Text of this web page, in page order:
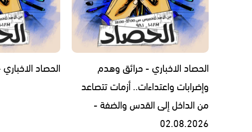
الحصاد الاخباري - حرائق وهدم
وإضرابات واعتداءات.. أزمات تتصاعد
من الداخل إلى القدس والضفة -
02.08.2026
الحصاد الاخباري -